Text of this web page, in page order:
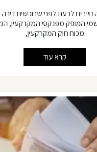
לדעת לפני שרוכשים
המופק מפנקסי המקרקעין,
מכוח חוק המקרקעין,
קרא עוד